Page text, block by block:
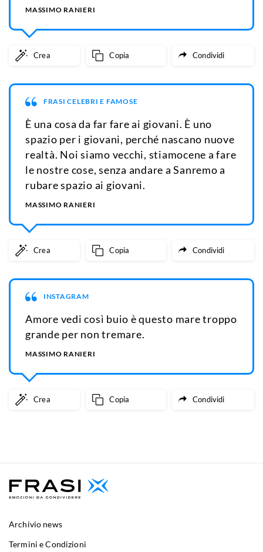
MASSIMO RANIERI
Crea Copia Condividi
FRASI CELEBRI E FAMOSE
È una cosa da far fare ai giovani. È uno
spazio per i giovani, perché nascano nuove
realtà. Noi siamo vecchi, stiamocene a fare
le nostre cose, senza andare a Sanremo a
rubare spazio ai giovani.
MASSIMO RANIERI
Crea Copia Condividi
INSTAGRAM
Amore vedi così buio è questo mare troppo
grande per non tremare.
MASSIMO RANIERI
Crea Copia Condividi
Archivio news
Termini e Condizioni